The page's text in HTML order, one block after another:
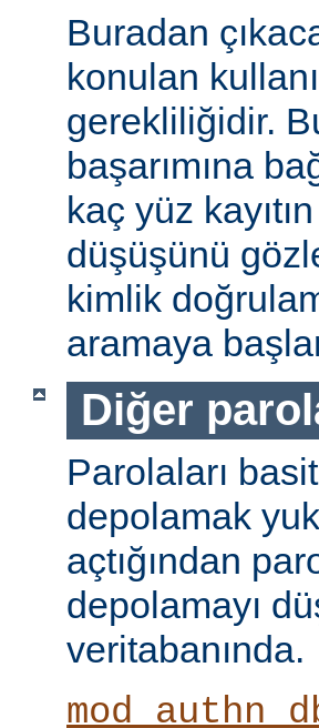
Buradan
konulan
gerekliliğidir.
başarımına
kaç yüz
düşüşünü
kimlik
aramaya
Diğer
Parolaları
depolamak
açtığından
depolamayı
veritabanında.